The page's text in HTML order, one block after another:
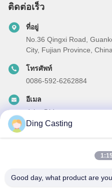
ติดต่อเร็ว
ที่อยู่
No.36 Qingxi Road,
City, Fujian Province, China
โทรศัพท์
0086-592-6262884
อีเมล
dzivy@idzxm.cn
สมัครสมาชิกข่าวสารของเรา เพื่
Ding Casting
Good day, what product are